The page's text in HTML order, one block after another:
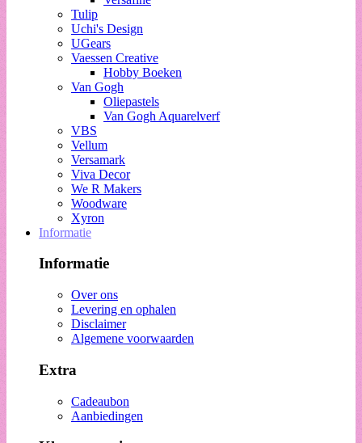
Tulip
Uchi's Design
UGears
Vaessen Creative
Hobby Boeken
Van Gogh
Oliepastels
Van Gogh Aquarelverf
VBS
Vellum
Versamark
Viva Decor
We R Makers
Woodware
Xyron
Informatie
Informatie
Over ons
Levering en ophalen
Disclaimer
Algemene voorwaarden
Extra
Cadeaubon
Aanbiedingen